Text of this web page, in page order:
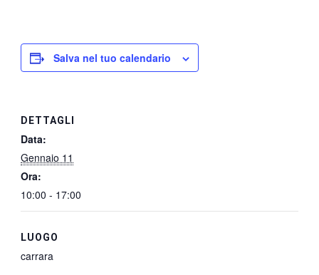
Salva nel tuo calendario
DETTAGLI
Data:
Gennaio 11
Ora:
10:00 - 17:00
LUOGO
carrara